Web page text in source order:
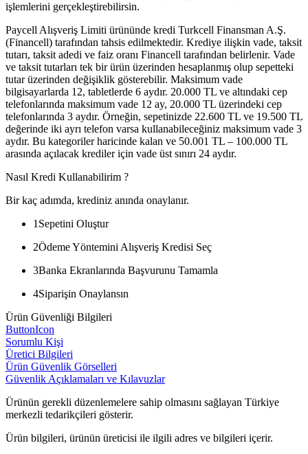
işlemlerini gerçekleştirebilirsin.
Paycell Alışveriş Limiti ürününde kredi Turkcell Finansman A.Ş.
(Financell) tarafından tahsis edilmektedir. Krediye ilişkin vade, taksit
tutarı, taksit adedi ve faiz oranı Financell tarafından belirlenir. Vade
ve taksit tutarları tek bir ürün üzerinden hesaplanmış olup sepetteki
tutar üzerinden değişiklik gösterebilir. Maksimum vade
bilgisayarlarda 12, tabletlerde 6 aydır. 20.000 TL ve altındaki cep
telefonlarında maksimum vade 12 ay, 20.000 TL üzerindeki cep
telefonlarında 3 aydır. Örneğin, sepetinizde 22.600 TL ve 19.500 TL
değerinde iki ayrı telefon varsa kullanabileceğiniz maksimum vade 3
aydır. Bu kategoriler haricinde kalan ve 50.001 TL – 100.000 TL
arasında açılacak krediler için vade üst sınırı 24 aydır.
Nasıl Kredi Kullanabilirim ?
Bir kaç adımda, krediniz anında onaylanır.
1 Sepetini Oluştur
2Ödeme Yöntemini Alışveriş Kredisi Seç
3Banka Ekranlarında Başvurunu Tamamla
4Siparişin Onaylansın
Ürün Güvenliği Bilgileri
ButtonIcon
Sorumlu Kişi
Üretici Bilgileri
Ürün Güvenlik Görselleri
Güvenlik Açıklamaları ve Kılavuzlar
Ürünün gerekli düzenlemelere sahip olmasını sağlayan Türkiye
merkezli tedarikçileri gösterir.
Ürün bilgileri, ürünün üreticisi ile ilgili adres ve bilgileri içerir.